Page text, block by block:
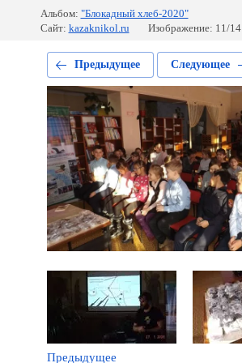
Альбом: "Блокадный хлеб-2020"
Сайт: kazaknikol.ru Изображение: 11/14
Предыдущее Следующее
Предыдущее